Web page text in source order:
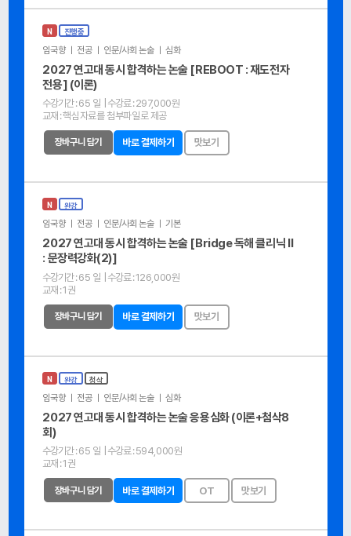
N 진행중
임국향 ㅣ 전공 ㅣ 인문/사회 논술 ㅣ 심화
2027 연고대 동시 합격하는 논술 [REBOOT : 재도전자
전용] (이론)
수강기간 :65 일 | 수강료 :297,000원
교재 :핵심자료를 첨부파일로 제공
장바구니 담기 바로 결제하기 맛보기
N 완강
임국향 ㅣ 전공 ㅣ 인문/사회 논술 ㅣ 기본
2027 연고대 동시 합격하는 논술 [Bridge 독해 클리닉 Ⅱ
: 문장력강화(2)]
수강기간 :65 일 | 수강료 :126,000원
교재 :1권
장바구니 담기 바로 결제하기 맛보기
N 완강 첨삭
임국향 ㅣ 전공 ㅣ 인문/사회 논술 ㅣ 심화
2027 연고대 동시 합격하는 논술 응용심화 (이론+첨삭8
회)
수강기간 :65 일 | 수강료 :594,000원
교재 :1권
장바구니 담기 바로 결제하기 OT 맛보기